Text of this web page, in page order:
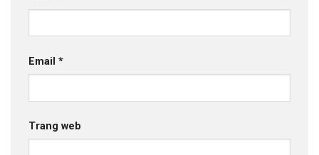
Email *
Trang web